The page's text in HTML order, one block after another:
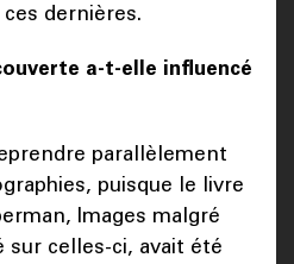
dernières.
a-t-elle influencé
parallèlement
puisque le livre
Images malgré
celles-ci, avait été